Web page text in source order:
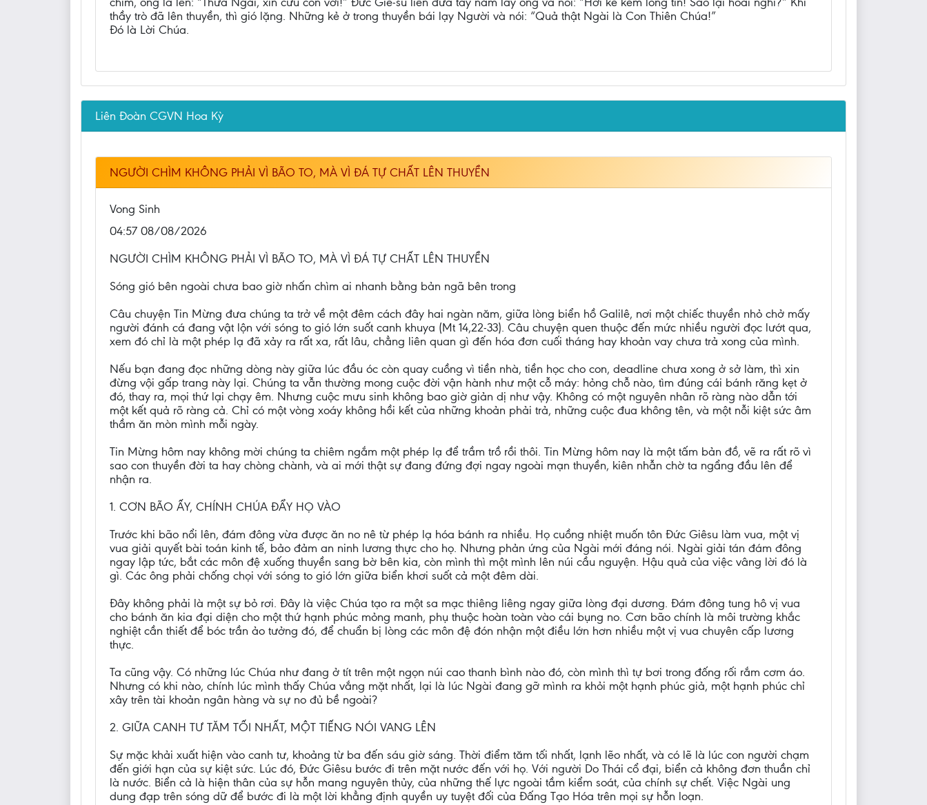
thầy trò đã lên thuyền, thì gió lặng. Những kẻ ở trong thuyền bái lạy Người và nói: “Quả thật Ngài là Con Thiên Chúa!”
Đó là Lời Chúa.
Liên Đoàn CGVN Hoa Kỳ
NGƯỜI CHÌM KHÔNG PHẢI VÌ BÃO TO, MÀ VÌ ĐÁ TỰ CHẤT LÊN THUYỀN
Vong Sinh
04:57 08/08/2026
NGƯỜI CHÌM KHÔNG PHẢI VÌ BÃO TO, MÀ VÌ ĐÁ TỰ CHẤT LÊN THUYỀN
Sóng gió bên ngoài chưa bao giờ nhấn chìm ai nhanh bằng bản ngã bên trong
Câu chuyện Tin Mừng đưa chúng ta trở về một đêm cách đây hai ngàn năm, giữa lòng biển hồ Galilê, nơi một chiếc thuyền nhỏ chở mấy
người đánh cá đang vật lộn với sóng to gió lớn suốt canh khuya (Mt 14,22-33). Câu chuyện quen thuộc đến mức nhiều người đọc lướt qua,
xem đó chỉ là một phép lạ đã xảy ra rất xa, rất lâu, chẳng liên quan gì đến hóa đơn cuối tháng hay khoản vay chưa trả xong của mình.
Nếu bạn đang đọc những dòng này giữa lúc đầu óc còn quay cuồng vì tiền nhà, tiền học cho con, deadline chưa xong ở sở làm, thì xin
đừng vội gấp trang này lại. Chúng ta vẫn thường mong cuộc đời vận hành như một cỗ máy: hỏng chỗ nào, tìm đúng cái bánh răng kẹt ở
đó, thay ra, mọi thứ lại chạy êm. Nhưng cuộc mưu sinh không bao giờ giản dị như vậy. Không có một nguyên nhân rõ ràng nào dẫn tới
một kết quả rõ ràng cả. Chỉ có một vòng xoáy không hồi kết của những khoản phải trả, những cuộc đua không tên, và một nỗi kiệt sức âm
thầm ăn mòn mình mỗi ngày.
Tin Mừng hôm nay không mời chúng ta chiêm ngắm một phép lạ để trầm trồ rồi thôi. Tin Mừng hôm nay là một tấm bản đồ, vẽ ra rất rõ vì
sao con thuyền đời ta hay chòng chành, và ai mới thật sự đang đứng đợi ngay ngoài mạn thuyền, kiên nhẫn chờ ta ngẩng đầu lên để
nhận ra.
1. CƠN BÃO ẤY, CHÍNH CHÚA ĐẨY HỌ VÀO
Trước khi bão nổi lên, đám đông vừa được ăn no nê từ phép lạ hóa bánh ra nhiều. Họ cuồng nhiệt muốn tôn Đức Giêsu làm vua, một vị
vua giải quyết bài toán kinh tế, bảo đảm an ninh lương thực cho họ. Nhưng phản ứng của Ngài mới đáng nói. Ngài giải tán đám đông
ngay lập tức, bắt các môn đệ xuống thuyền sang bờ bên kia, còn mình thì một mình lên núi cầu nguyện. Hậu quả của việc vâng lời đó là
gì. Các ông phải chống chọi với sóng to gió lớn giữa biển khơi suốt cả một đêm dài.
Đây không phải là một sự bỏ rơi. Đây là việc Chúa tạo ra một sa mạc thiêng liêng ngay giữa lòng đại dương. Đám đông tung hô vị vua
cho bánh ăn kia đại diện cho một thứ hạnh phúc mỏng manh, phụ thuộc hoàn toàn vào cái bụng no. Cơn bão chính là môi trường khắc
nghiệt cần thiết để bóc trần ảo tưởng đó, để chuẩn bị lòng các môn đệ đón nhận một điều lớn hơn nhiều một vị vua chuyên cấp lương
thực.
Ta cũng vậy. Có những lúc Chúa như đang ở tít trên một ngọn núi cao thanh bình nào đó, còn mình thì tự bơi trong đống rối rắm cơm áo.
Nhưng có khi nào, chính lúc mình thấy Chúa vắng mặt nhất, lại là lúc Ngài đang gỡ mình ra khỏi một hạnh phúc giả, một hạnh phúc chỉ
xây trên tài khoản ngân hàng và sự no đủ bề ngoài?
2. GIỮA CANH TƯ TĂM TỐI NHẤT, MỘT TIẾNG NÓI VANG LÊN
Sự mặc khải xuất hiện vào canh tư, khoảng từ ba đến sáu giờ sáng. Thời điểm tăm tối nhất, lạnh lẽo nhất, và có lẽ là lúc con người chạm
đến giới hạn của sự kiệt sức. Lúc đó, Đức Giêsu bước đi trên mặt nước đến với họ. Với người Do Thái cổ đại, biển cả không đơn thuần chỉ
là nước. Biển cả là hiện thân của sự hỗn mang nguyên thủy, của những thế lực ngoài tầm kiểm soát, của chính sự chết. Việc Ngài ung
dung đạp trên sóng dữ để bước đi là một lời khẳng định quyền uy tuyệt đối của Đấng Tạo Hóa trên mọi sự hỗn loạn.